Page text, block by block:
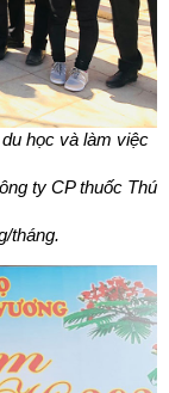
học và làm việc
ty CPthuốc Thú
tháng.